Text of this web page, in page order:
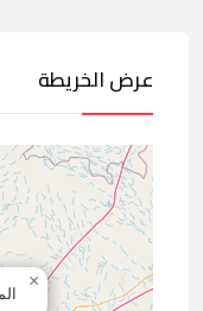
عرض الخريطة
×